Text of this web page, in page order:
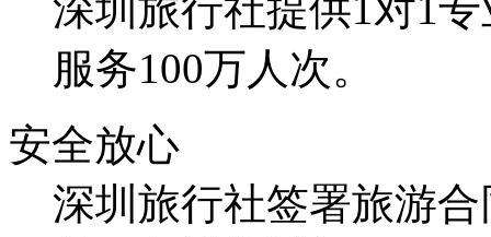
服务100万人次。
安全放心
深圳旅行社签署旅游